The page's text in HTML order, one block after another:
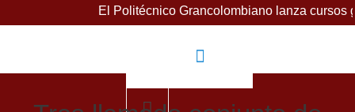
El Politécnico Grancolombiano lanza cursos gratuitos